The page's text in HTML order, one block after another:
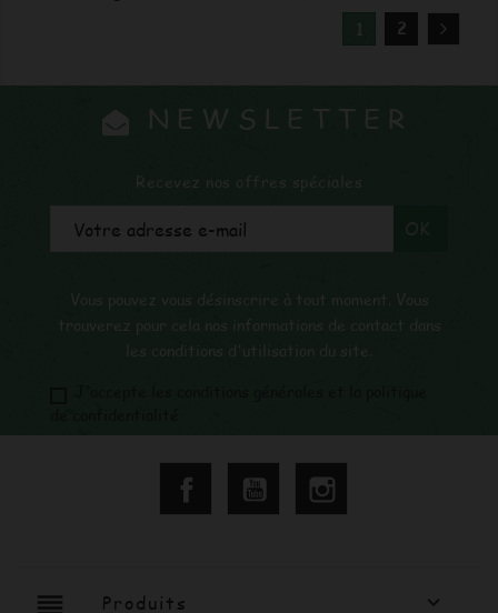
1 2
NEWSLETTER
Recevez nos offres spéciales
Vous pouvez vous désinscrire à tout moment. Vous
trouverez pour cela nos informations de contact dans
les conditions d'utilisation du site.
Facebook YouTube
reorder Produits 